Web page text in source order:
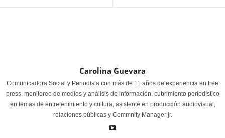
Carolina Guevara
Comunicadora Social y Periodista con más de 11 años de experiencia en free
press, monitoreo de medios y análisis de información, cubrimiento periodístico
en temas de entretenimiento y cultura, asistente en producción audiovisual,
relaciones públicas y Commnity Manager jr.